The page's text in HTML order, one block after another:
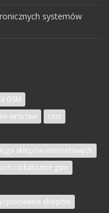
systemów
GSM
wrocław
cms
sklepów internetowych
i lokalizator gsm
sklepów